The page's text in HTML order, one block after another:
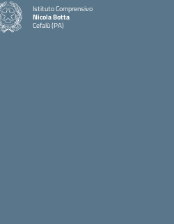
Istituto Comprensivo
Nicola Botta
Cefalù (PA)